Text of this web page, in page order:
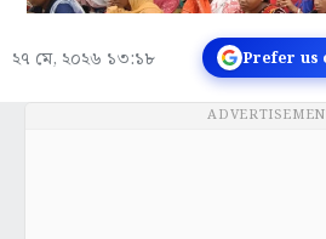
২৭ মে, ২০২৬ ১৩:১৮ Prefer us